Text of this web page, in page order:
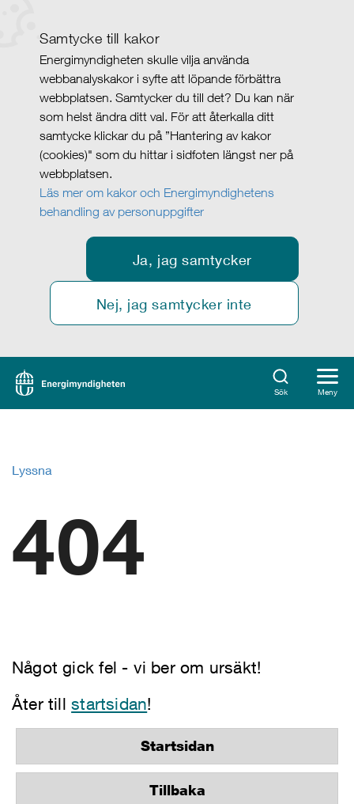
Samtycke till kakor
Energimyndigheten skulle vilja använda
webbanalyskakor i syfte att löpande förbättra
webbplatsen. Samtycker du till det? Du kan när
som helst ändra ditt val. För att återkalla ditt
samtycke klickar du på ”Hantering av kakor
(cookies)" som du hittar i sidfoten längst ner på
webbplatsen.
Läs mer om kakor och Energimyndighetens
behandling av personuppgifter
Ja, jag samtycker
Nej, jag samtycker inte
Sök Meny
Lyssna
404
Något gick fel - vi ber om ursäkt!
Åter tillstartsidan!
Startsidan
Tillbaka